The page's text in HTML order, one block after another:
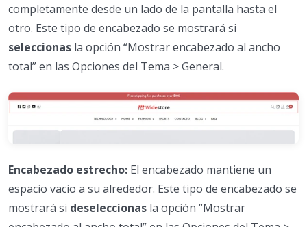
completamente desde un lado de la pantalla hasta el
otro. Este tipo de encabezado se mostrará si
seleccionas la opción “Mostrar encabezado al ancho
total” en las Opciones del Tema > General.
Encabezado estrecho: El encabezado mantiene un
espacio vacio a su alrededor. Este tipo de encabezado se
mostrará si deseleccionas la opción “Mostrar